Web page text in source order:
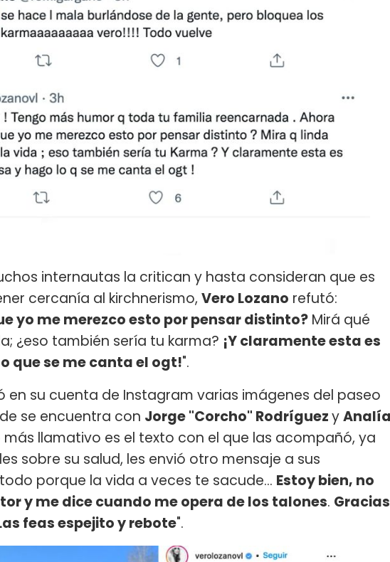
internautas la critican y hasta consideran que es
cercanía al kirchnerismo, Vero Lozano refutó:
yo me merezco esto por pensar distinto? Mirá qué
¿eso también sería tu karma? ¡Y claramente esta es
que se me canta el ogt!".
en su cuenta de Instagram varias imágenes del paseo
se encuentra con Jorge "Corcho" Rodríguezy
más llamativo es el texto con el que las acompañó, ya
sobre su salud, les envió otro mensaje a sus
porque la vida a veces te sacude... Estoy bien, no
y me dice cuando me opera de los talones. Gracias
feas espejito y rebote".